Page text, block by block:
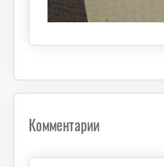
Комментарии